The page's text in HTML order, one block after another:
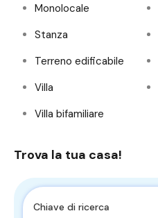
Monolocale
Stanza
Terreno edificabile
Villa
Villa bifamiliare
Trova la tua casa!